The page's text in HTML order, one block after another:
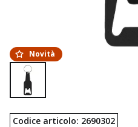
Novità
Codice articolo: 2690302